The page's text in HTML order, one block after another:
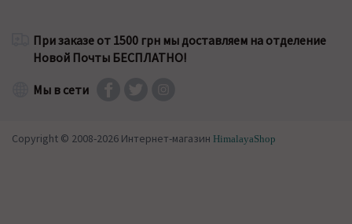
При заказе от 1500 грн мы доставляем на отделение
Новой Почты БЕСПЛАТНО!
Мы в сети
Copyright © 2008-2026 Интернет-магазин HimalayaShop